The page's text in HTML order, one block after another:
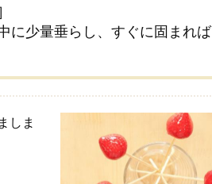
に少量垂らし、すぐに固まれば
しま